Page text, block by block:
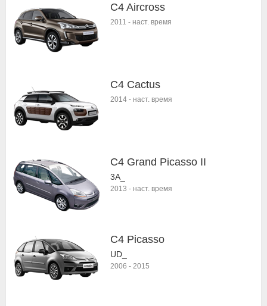
C4 Aircross
2011 - наст. время
C4 Cactus
2014 - наст. время
C4 Grand Picasso II
3A_
2013 - наст. время
C4 Picasso
UD_
2006 - 2015